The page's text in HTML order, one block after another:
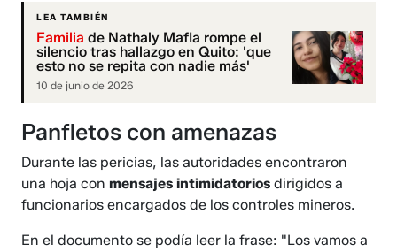
LEA TAMBIÉN
Familia de Nathaly Mafla rompe el
silencio tras hallazgo en Quito: 'que
esto no se repita con nadie más'
10 de junio de 2026
Panfletos con amenazas
Durante las pericias, las autoridades encontraron
una hoja conmensajes intimidatorios dirigidos a
funcionarios encargados de los controles mineros.
En el documento se podía leer la frase: "Los vamos a